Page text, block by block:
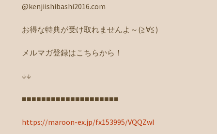
@kenjiishibashi2016.com
お得な特典が受け取れませんよ～(≧∀≦)
メルマガ登録はこちらから！
↓↓
■■■■■■■■■■■■■■■■■■■■
https://maroon-ex.jp/fx153995/VQQZwI